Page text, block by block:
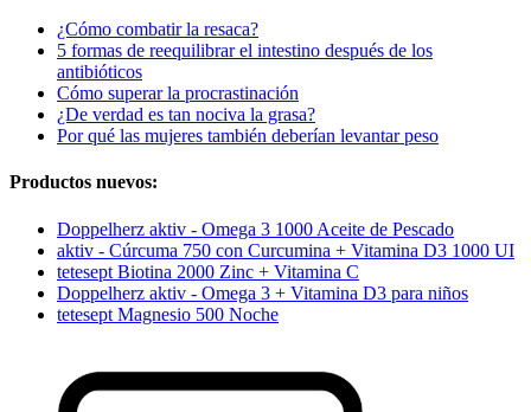
¿Cómo combatir la resaca?
5 formas de reequilibrar el intestino después de los
antibióticos
Cómo superar la procrastinación
¿De verdad es tan nociva la grasa?
Por qué las mujeres también deberían levantar peso
Productos nuevos:
Doppelherz aktiv - Omega 3 1000 Aceite de Pescado
aktiv - Cúrcuma 750 con Curcumina + Vitamina D3 1000 UI
tetesept Biotina 2000 Zinc + Vitamina C
Doppelherz aktiv - Omega 3 + Vitamina D3 para niños
tetesept Magnesio 500 Noche